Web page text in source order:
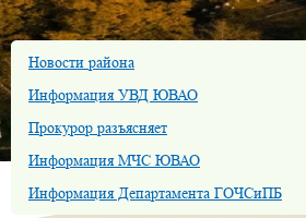
Новости района
Информация УВД ЮВАО
Прокурор разъясняет
Информация МЧС ЮВАО
Информация Департамента ГОЧСиПБ